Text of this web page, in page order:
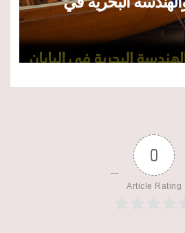
0
Article Rating